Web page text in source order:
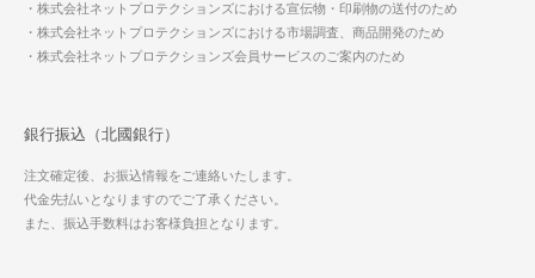
・株式会社ネットプロテクションズにおける宣伝物・印刷物の送付のため
・株式会社ネットプロテクションズにおける市場調査、商品開発のため
・株式会社ネットプロテクションズ会員サービスのご案内のため
銀行振込（北國銀行）
注文確定後、お振込情報をご連絡いたします。
代金先払いとなりますのでご了承ください。
また、振込手数料はお客様負担となります。